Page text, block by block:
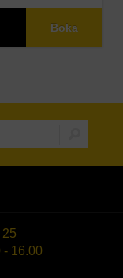
Boka
- 16.00